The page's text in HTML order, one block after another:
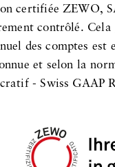
certifiée ZEWO,
contrôlé.
des comptes
et selon la
- Swiss GAAP